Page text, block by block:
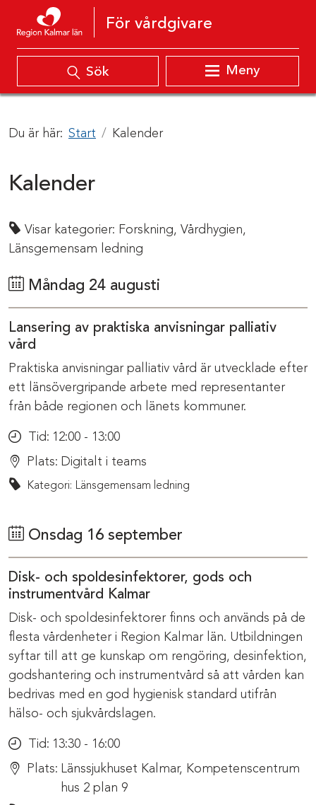
Hoppa till innehåll
För vårdgivare
Sök Meny
Du är här: Start Kalender
Kalender
Visar kategorier: Forskning, Vårdhygien,
Länsgemensam ledning
Måndag 24 augusti
Lansering av praktiska anvisningar palliativ
vård
Praktiska anvisningar palliativ vård är utvecklade efter
ett länsövergripande arbete med representanter
från både regionen och länets kommuner.
Tid: 12:00 - 13:00
Plats: Digitalt i teams
Kategori: Länsgemensam ledning
Onsdag 16 september
Disk- och spoldesinfektorer, gods och
instrumentvård Kalmar
Disk- och spoldesinfektorer finns och används på de
flesta vårdenheter i Region Kalmar län. Utbildningen
syftar till att ge kunskap om rengöring, desinfektion,
godshantering och instrumentvård så att vården kan
bedrivas med en god hygienisk standard utifrån
hälso- och sjukvårdslagen.
Tid: 13:30 - 16:00
Plats: Länssjukhuset Kalmar, Kompetenscentrum
hus 2 plan 9